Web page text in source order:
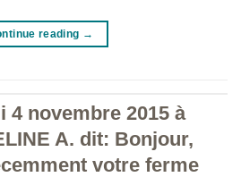
reading →
4 novembre 2015 à
A. dit: Bonjour,
votre ferme